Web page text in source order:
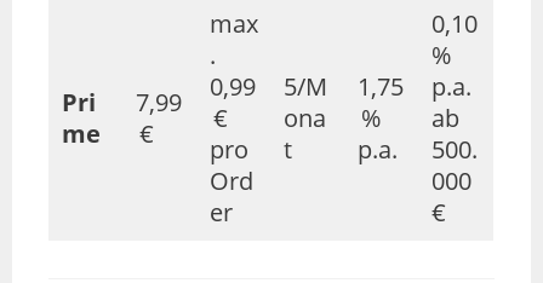
Pri
me
7,99
€
max
.
0,99
€
pro
Ord
er
5/M
ona
t
1,75
%
p.a.
0,10
%
p.a.
ab
500.
000
€